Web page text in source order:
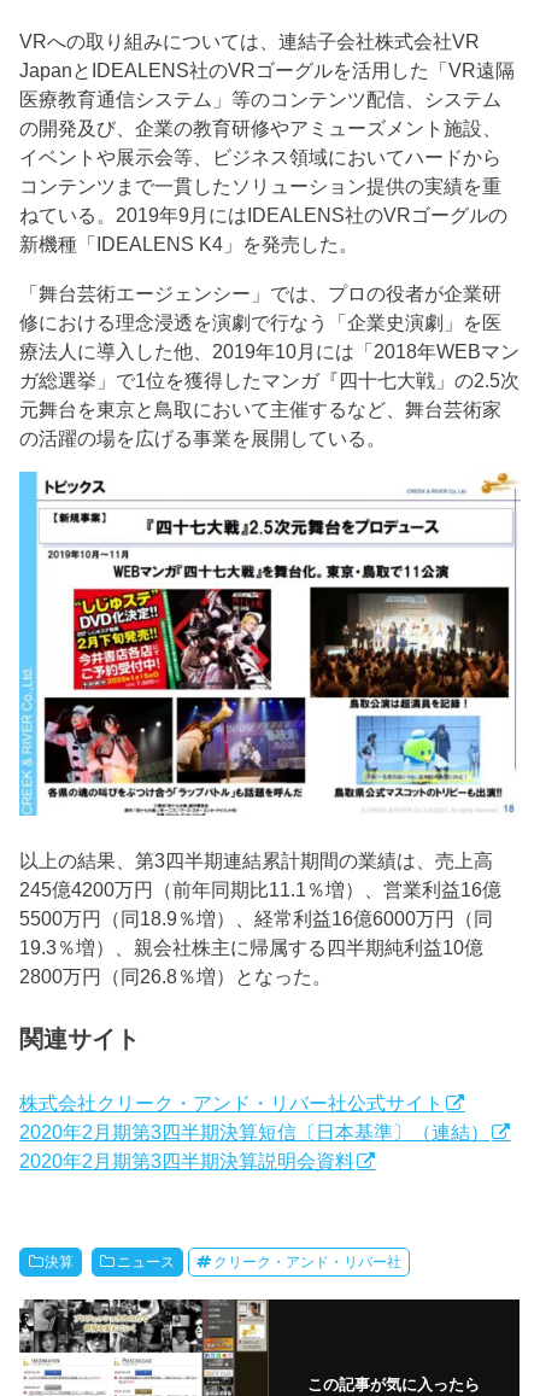
VRへの取り組みについては、連結子会社株式会社VR
JapanとIDEALENS社のVRゴーグルを活用した「VR遠隔
医療教育通信システム」等のコンテンツ配信、システム
の開発及び、企業の教育研修やアミューズメント施設、
イベントや展示会等、ビジネス領域においてハードから
コンテンツまで一貫したソリューション提供の実績を重
ねている。2019年9月にはIDEALENS社のVRゴーグルの
新機種「IDEALENS K4」を発売した。
「舞台芸術エージェンシー」では、プロの役者が企業研
修における理念浸透を演劇で行なう「企業史演劇」を医
療法人に導入した他、2019年10月には「2018年WEBマン
ガ総選挙」で1位を獲得したマンガ『四十七大戦」の2.5次
元舞台を東京と鳥取において主催するなど、舞台芸術家
の活躍の場を広げる事業を展開している。
以上の結果、第3四半期連結累計期間の業績は、売上高
245億4200万円（前年同期比11.1％増）、営業利益16億
5500万円（同18.9％増）、経常利益16億6000万円（同
19.3％増）、親会社株主に帰属する四半期純利益10億
2800万円（同26.8％増）となった。
関連サイト
株式会社クリーク・アンド・リバー社公式サイト
2020年2月期第3四半期決算短信〔日本基準〕（連結）
2020年2月期第3四半期決算説明会資料
決算 ニュース クリーク・アンド・リバー社
この記事が気に入ったら